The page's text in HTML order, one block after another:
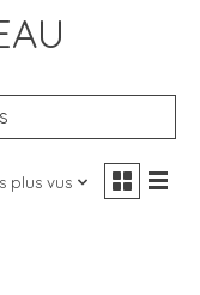
plus vus